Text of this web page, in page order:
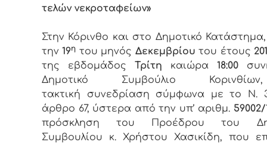
τελών νεκροταφείων»
Στην Κόρινθο και στο Δημοτικό
την19η του μηνός Δεκεμβρίου του έτους
της εβδομάδος Τρίτη καιώρα 18:00
Δημοτικό Συμβούλιο
τακτική συνεδρίαση σύμφωνα με το Ν.
άρθρο 67, ύστερα από την υπ’ αριθμ. 59002/
πρόσκληση του Προέδρου του
Συμβουλίου κ. Χρήστου Χασικίδη, που